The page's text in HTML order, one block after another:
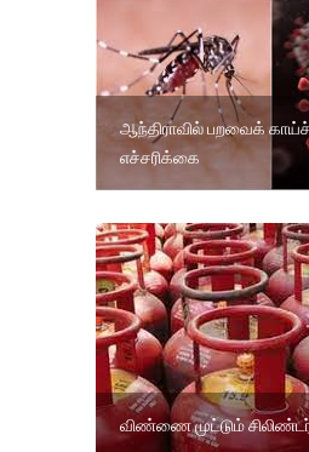
ஆந்திராவில் பறவைக்
எச்சரிக்கை
விண்ணை முட்டும்